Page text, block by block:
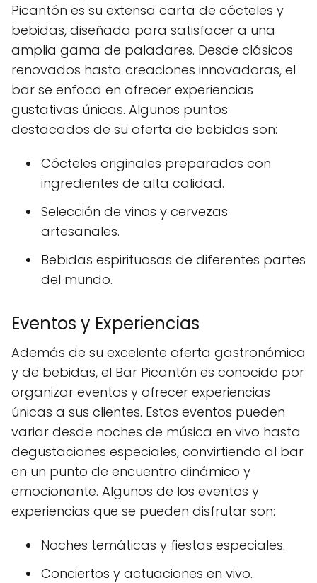
Picantón es su extensa carta de cócteles y
bebidas, diseñada para satisfacer a una
amplia gama de paladares. Desde clásicos
renovados hasta creaciones innovadoras, el
bar se enfoca en ofrecer experiencias
gustativas únicas. Algunos puntos
destacados de su oferta de bebidas son:
Cócteles originales preparados con
ingredientes de alta calidad.
Selección de vinos y cervezas
artesanales.
Bebidas espirituosas de diferentes partes
del mundo.
Eventos y Experiencias
Además de su excelente oferta gastronómica
y de bebidas, el Bar Picantón es conocido por
organizar eventos y ofrecer experiencias
únicas a sus clientes. Estos eventos pueden
variar desde noches de música en vivo hasta
degustaciones especiales, convirtiendo al bar
en un punto de encuentro dinámico y
emocionante. Algunos de los eventos y
experiencias que se pueden disfrutar son:
Noches temáticas y fiestas especiales.
Conciertos y actuaciones en vivo.